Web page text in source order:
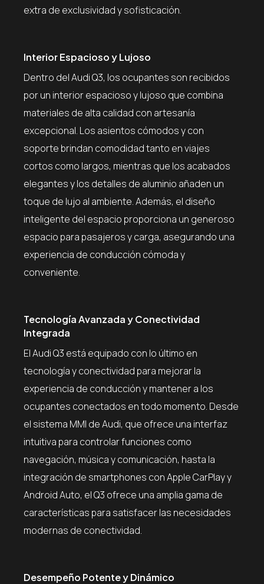
extra de exclusividad y sofisticación.
Interior Espacioso y Lujoso
Dentro del Audi Q3, los ocupantes son recibidos
por un interior espacioso y lujoso que combina
materiales de alta calidad con artesanía
excepcional. Los asientos cómodos y con
soporte brindan comodidad tanto en viajes
cortos como largos, mientras que los acabados
elegantes y los detalles de aluminio añaden un
toque de lujo al ambiente. Además, el diseño
inteligente del espacio proporciona un generoso
espacio para pasajeros y carga, asegurando una
experiencia de conducción cómoda y
conveniente.
Tecnología Avanzada y Conectividad
Integrada
El Audi Q3 está equipado con lo último en
tecnología y conectividad para mejorar la
experiencia de conducción y mantener a los
ocupantes conectados en todo momento. Desde
el sistema MMI de Audi, que ofrece una interfaz
intuitiva para controlar funciones como
navegación, música y comunicación, hasta la
integración de smartphones con Apple CarPlay y
Android Auto, el Q3 ofrece una amplia gama de
características para satisfacer las necesidades
modernas de conectividad.
Desempeño Potente y Dinámico